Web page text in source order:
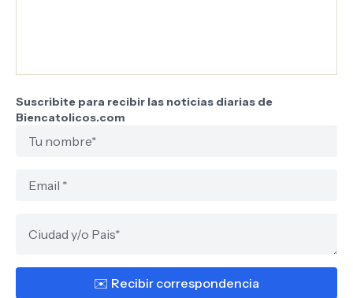
Suscribite para recibir las noticias diarias de
Biencatolicos.com